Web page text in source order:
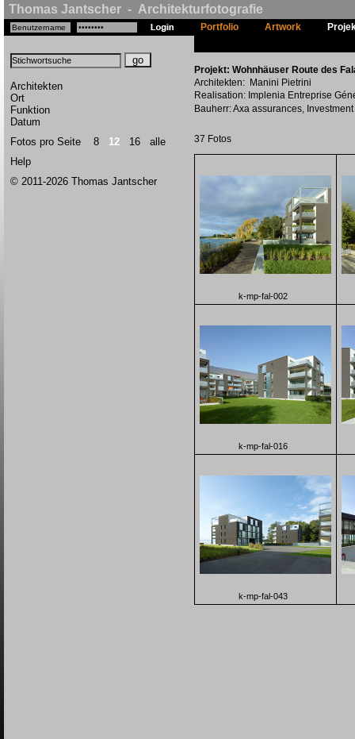
Thomas Jantscher - Architekturfotografie
Architekten
Ort
Funktion
Datum
Fotos pro Seite 8 12 16
alle
Help
© 2011-2026 Thomas Jantscher
Portfolio Artwork
Projekt: Wohnhäuser Route des
Architekten: Manini Pietrini
Realisation: Implenia Entreprise
Bauherr: Axa assurances,
37 Fotos
k-mp-fal-002
k-mp-fal-016
k-mp-fal-043